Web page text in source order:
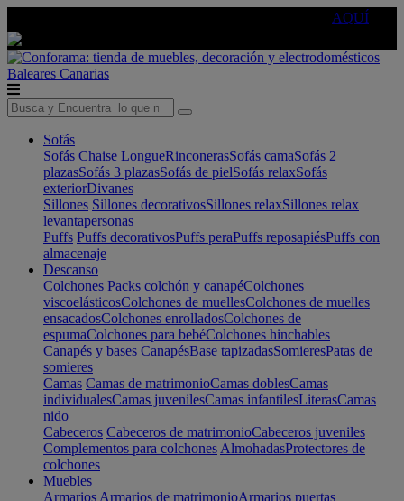
AQUÍ
Baleares Canarias
Sofás
Sofás Chaise LongueRinconerasSofás camaSofás 2
plazasSofás 3 plazasSofás de pielSofás relaxSofás
exteriorDivanes
Sillones Sillones decorativosSillones relaxSillones relax
levantapersonas
Puffs Puffs decorativosPuffs peraPuffs reposapiésPuffs con
almacenaje
Descanso
Colchones Packs colchón y canapéColchones
viscoelásticosColchones de muellesColchones de muelles
ensacadosColchones enrolladosColchones de
espumaColchones para bebéColchones hinchables
Canapés y bases CanapésBase tapizadasSomieresPatas de
somieres
Camas Camas de matrimonioCamas doblesCamas
individualesCamas juvenilesCamas infantilesLiterasCamas
nido
Cabeceros Cabeceros de matrimonioCabeceros juveniles
Complementos para colchones AlmohadasProtectores de
colchones
Muebles
Armarios Armarios de matrimonioArmarios puertas